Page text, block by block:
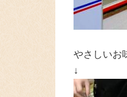
やさしいお
↓